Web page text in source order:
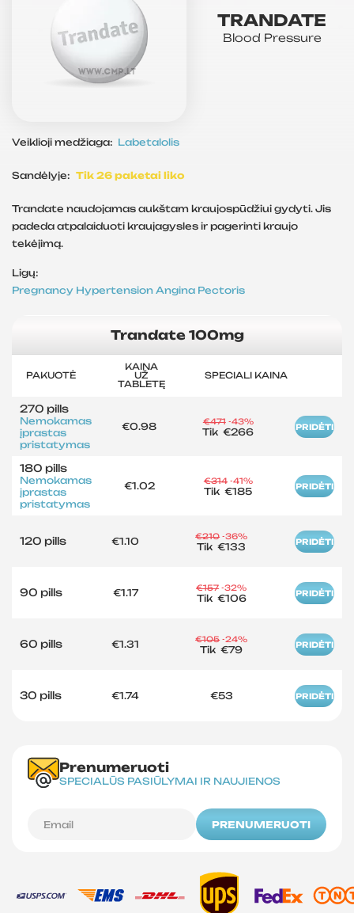
TRANDATE
Blood Pressure
Veiklioji medžiaga: Labetalolis
Sandėlyje: Tik 26 paketai liko
Trandate naudojamas aukštam kraujospūdžiui gydyti. Jis
padeda atpalaiduoti kraujagysles ir pagerinti kraujo
tekėjimą.
Ligų:
Pregnancy Hypertension Angina Pectoris
Trandate 100mg
PAKUOTĖ
KAINA
UŽ
TABLETĘ
SPECIALI KAINA
270 pills
Nemokamas
įprastas
pristatymas
€0.98 €471 -43%
Tik€266 PRIDĖTI
180 pills
Nemokamas
įprastas
pristatymas
€1.02 €314 -41%
Tik€185 PRIDĖTI
120 pills €1.10 €210 -36%
Tik€133 PRIDĖTI
90 pills €1.17 €157 -32%
Tik €106 PRIDĖTI
60 pills €1.31 €105 -24%
Tik€79 PRIDĖTI
30 pills €1.74 €53 PRIDĖTI
Prenumeruoti
SPECIALŪS PASIŪLYMAI IR NAUJIENOS
PRENUMERUOTI